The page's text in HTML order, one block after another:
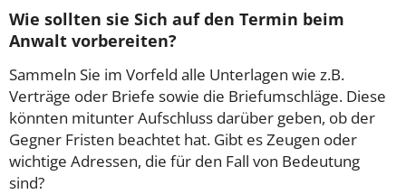
Wie sollten sie Sich auf den Termin beim
Anwalt vorbereiten?
Sammeln Sie im Vorfeld alle Unterlagen wie z.B.
Verträge oder Briefe sowie die Briefumschläge. Diese
könnten mitunter Aufschluss darüber geben, ob der
Gegner Fristen beachtet hat. Gibt es Zeugen oder
wichtige Adressen, die für den Fall von Bedeutung
sind?